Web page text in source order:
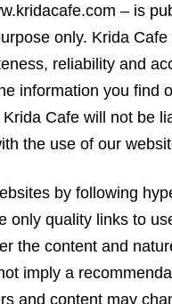
– is
only. Krida Cafe
reliability and
information you find
Cafe will not be
the use of our
by following
only quality links to
the content and
imply a
and content may